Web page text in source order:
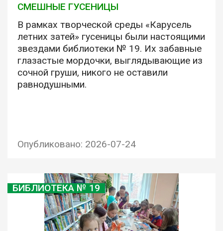
СМЕШНЫЕ ГУСЕНИЦЫ
В рамках творческой среды «Карусель
летних затей» гусеницы были настоящими
звездами библиотеки № 19. Их забавные
глазастые мордочки, выглядывающие из
сочной груши, никого не оставили
равнодушными.
Опубликовано: 2026-07-24
БИБЛИОТЕКА № 19